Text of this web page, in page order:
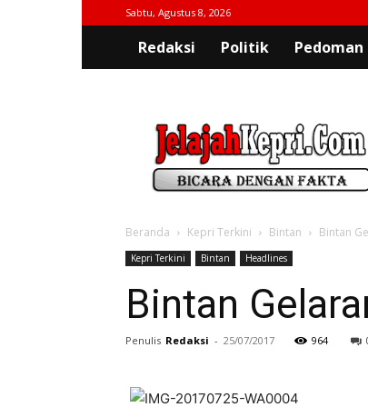
Sabtu, Agustus 8, 2026
Redaksi Politik
Beranda Kepri Terkini Bintan Bintan
Kepri Terkini Bintan Headlines
Bintan
Penulis Redaksi - 25/07/2017 964